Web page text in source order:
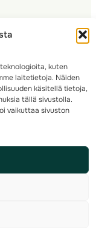
kuten
laitetietoja. Näiden
käsitellä tietoja,
tällä sivustolla.
vaikuttaa sivuston
Helsinki, Finland
ohjeet